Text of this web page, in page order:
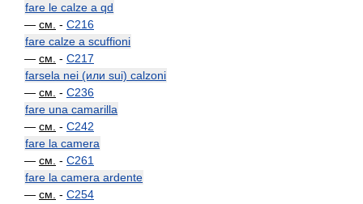
fare le calze a qd
— см. - C216
fare calze a scuffioni
— см. - C217
farsela nei (или sui) calzoni
— см. - C236
fare una camarilla
— см. - C242
fare la camera
— см. - C261
fare la camera ardente
— см. - C254